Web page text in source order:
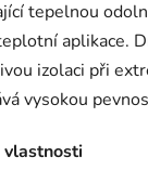
tepelnou
aplikace.
izolaci při
vysokou
vlastnosti